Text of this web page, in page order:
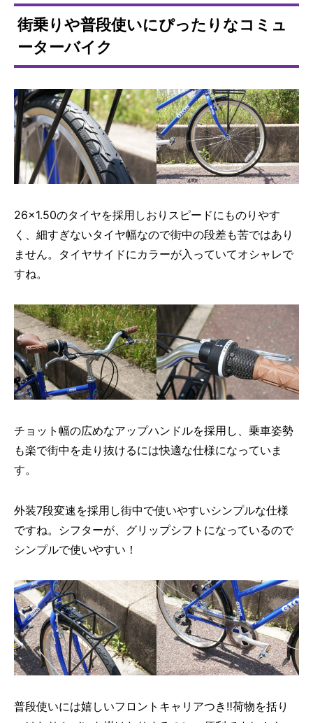
街乗りや普段使いにぴったりなコミュ
ーターバイク
26×1.50のタイヤを採用しおりスピードにものりやす
く、細すぎないタイヤ幅なので街中の段差も苦ではあり
ません。タイヤサイドにカラーが入っていて​オシャレで
すね。
チョット幅の広めなアップハンドルを採用し、乗車姿勢
も楽で街中を走り抜けるには快適な仕様になっていま
す。
外装7段変速を採用し街中で使いやすいシンプルな仕様
ですね。シフターが、グリップシフトになっているので
シンプルで使いやすい！
普段使いには嬉しいフロントキャリアつき‼荷物を括り